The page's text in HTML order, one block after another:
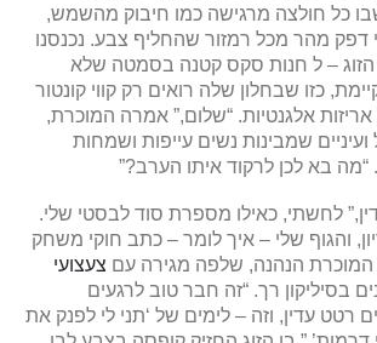
כל חולצה מרגישה כמו חיבוק מהשמש,
דפק מהר מכל רמזור שהחליף צבע. נכנסנו
הזוג – ל חנות סקס קטנה בסמטה שלא
כזו שבחלון שלה רואים רק קווי קונטור
אלגנטיות. “שלום,” אמרה המוכרת,
ועיניים שמבינות נשים עייפות ושמחות
“מה בא לכן לרקוד איתו הערב?”
לחשתי, כאילו מספרת סוד לבסטי שלי.
והגוף שלי – איך לומר – כתב חוקי משחק
המוכרת הנהנה, שלפה מגירה עם צעצועי
בסיליקון רך. “זה חבר טוב לרגעים
רטט עדין, וזה – לימים של ‘תני לי לפנק את